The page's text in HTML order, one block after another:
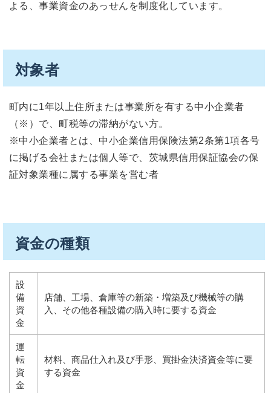
よる、事業資金のあっせんを制度化しています。
対象者
町内に1年以上住所または事業所を有する中小企業者
（※）で、町税等の滞納がない方。
※中小企業者とは、中小企業信用保険法第2条第1項各号
に掲げる会社または個人等で、茨城県信用保証協会の保
証対象業種に属する事業を営む者
資金の種類
設
備
資
金
店舗、工場、倉庫等の新築・増築及び機械等の購
入、その他各種設備の購入時に要する資金
運
転
資
金
材料、商品仕入れ及び手形、買掛金決済資金等に要
する資金